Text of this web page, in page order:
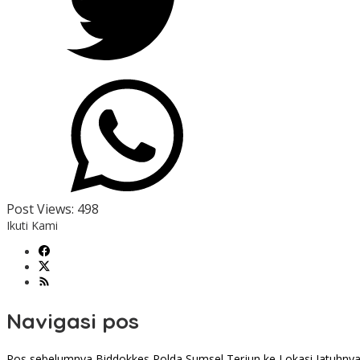
Post Views: 498
Ikuti Kami
Navigasi pos